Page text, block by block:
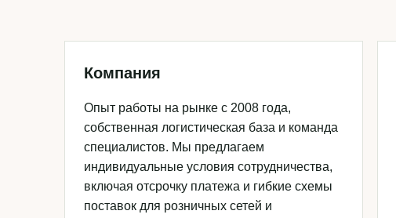
Компания
Опыт работы на рынке с 2008 года,
собственная логистическая база и команда
специалистов. Мы предлагаем
индивидуальные условия сотрудничества,
включая отсрочку платежа и гибкие схемы
поставок для розничных сетей и